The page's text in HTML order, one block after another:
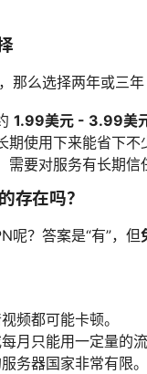
那么选择两年或三
1.99美元 - 3.99美
期使用下来能省下不
需要对服务有长期信
存在吗？
呢？答案是“有”，但
频都可能卡顿。
月只能用一定量的流
务器国家非常有限。